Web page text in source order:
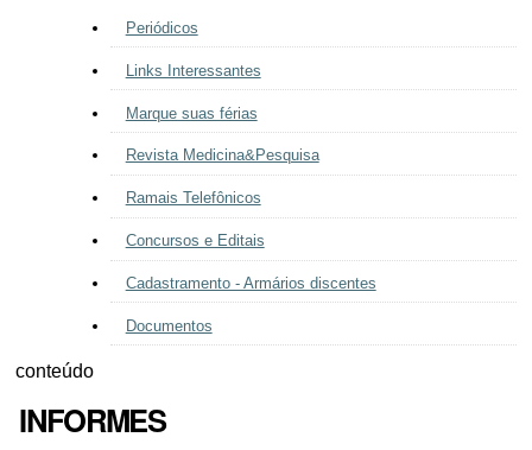
Periódicos
Links Interessantes
Marque suas férias
Revista Medicina&Pesquisa
Ramais Telefônicos
Concursos e Editais
Cadastramento - Armários discentes
Documentos
conteúdo
INFORMES